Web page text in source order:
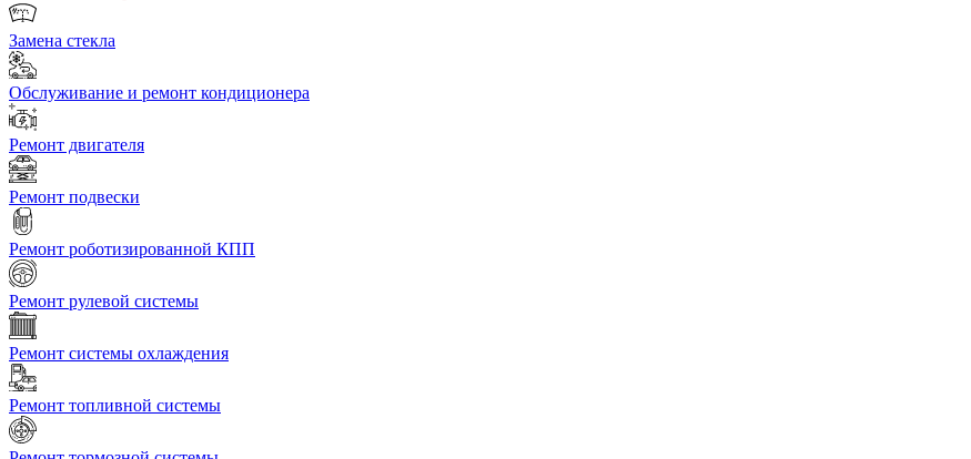
Замена стекла
Обслуживание и ремонт кондиционера
Ремонт двигателя
Ремонт подвески
Ремонт роботизированной КПП
Ремонт рулевой системы
Ремонт системы охлаждения
Ремонт топливной системы